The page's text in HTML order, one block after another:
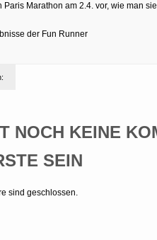
Paris Marathon am 2.4. vor, wie man
NOCH KEINE
SEIN
sind geschlossen.